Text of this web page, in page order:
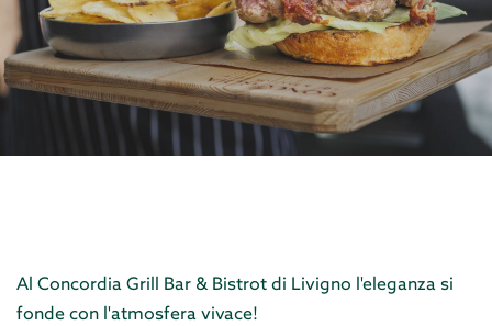
Al Concordia Grill Bar & Bistrot di Livigno l'eleganza si
fonde con l'atmosfera vivace!